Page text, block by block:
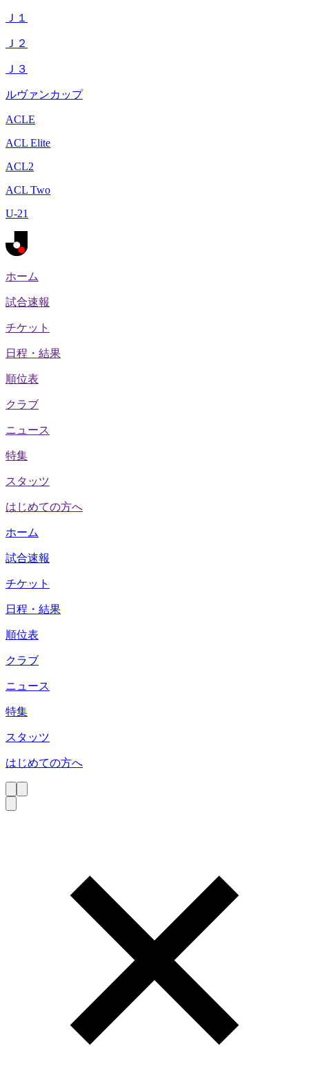
Ｊ１
Ｊ２
Ｊ３
ルヴァンカップ
ACLE
ACL Elite
ACL2
ACL Two
U-21
ホーム
試合速報
チケット
日程・結果
順位表
クラブ
ニュース
特集
スタッツ
はじめての方へ
ホーム
試合速報
チケット
日程・結果
順位表
クラブ
ニュース
特集
スタッツ
はじめての方へ